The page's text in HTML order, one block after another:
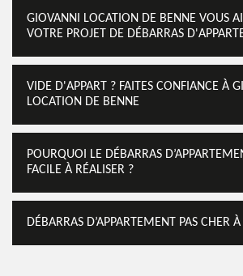
GIOVANNI LOCATION DE BENNE VOUS
VOTRE PROJET DE DÉBARRAS
VIDE D'APPART ? FAITES CONFIANCE À
LOCATION DE BENNE
POURQUOI LE DÉBARRAS
FACILE À RÉALISER ?
DÉBARRAS D’APPARTEMENT PAS CHER